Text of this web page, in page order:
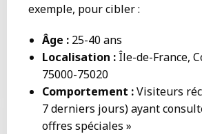
exemple, pour cibler :
Âge :25-40 ans
Localisation :Île-de-France,
75000-75020
Comportement :Visiteurs
7 derniers jours) ayant
offres spéciales »